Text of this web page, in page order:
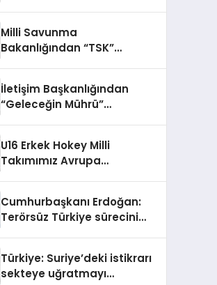
Milli Savunma
Bakanlığından “TSK”
İletişim Başkanlığından
“Geleceğin Mührü”
U16 Erkek Hokey Milli
Takımımız Avrupa
Cumhurbaşkanı Erdoğan:
Terörsüz Türkiye sürecini
Türkiye: Suriye’deki istikrarı
sekteye uğratmayı